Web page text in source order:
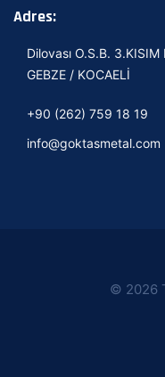
Adres:
Dilovası O.S.B.
GEBZE / KOCAELİ
+90 (262) 759 18 19
info@goktasmetal.com
© 2026